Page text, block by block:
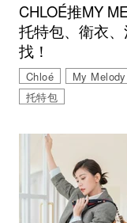
CHLOÉ推MY
托特包、衛衣
找！
Chloé My Melody
托特包